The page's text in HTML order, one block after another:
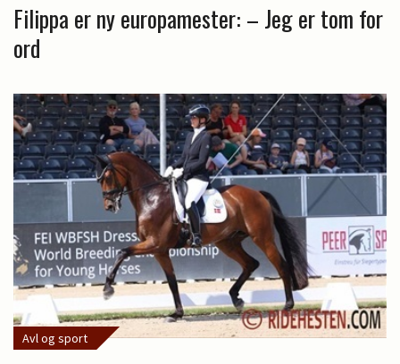
Filippa er ny europamester: – Jeg er tom for
ord
Avl og sport